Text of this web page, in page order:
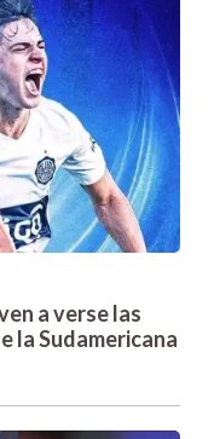
a verse las
la Sudamericana